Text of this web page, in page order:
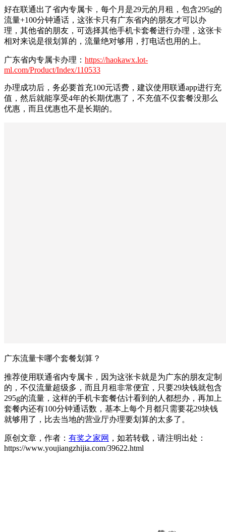
好在联通出了省内专属卡，每个月是29元的月租，包含295g的
流量+100分钟通话，这张卡只有广东省内的朋友才可以办
理，其他省的朋友，可选择其他手机卡套餐进行办理，这张卡
相对来说是很划算的，流量绝对够用，打电话也用的上。
广东省内专属卡办理： https://haokawx.lot-
ml.com/Product/Index/110533
办理成功后，务必要首充100元话费，建议使用联通app进行充
值，然后就能享受4年的长期优惠了，不充值不仅套餐没那么
优惠，而且优惠也不是长期的。
广东流量卡哪个套餐划算？
推荐使用联通省内专属卡，因为这张卡就是为广东的朋友定制
的，不仅流量超级多，而且月租非常便宜，只要29块钱就包含
295g的流量，这样的手机卡套餐估计看到的人都想办，再加上
套餐内还有100分钟通话数，基本上每个月都只需要花29块钱
就够用了，比去当地的营业厅办理要划算的太多了。
原创文章，作者： 有奖之家网 ，如若转载，请注明出处：
https://www.youjiangzhijia.com/39622.html